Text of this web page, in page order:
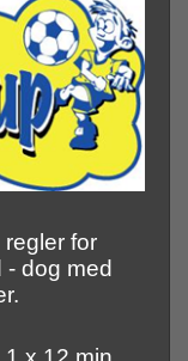
for
- dog med